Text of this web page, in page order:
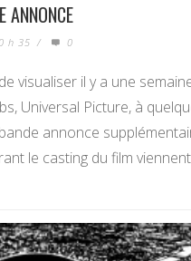
ANNONCE
h 35 / 0
visualiser il y a une
Universal Picture, à
annonce
le casting du film